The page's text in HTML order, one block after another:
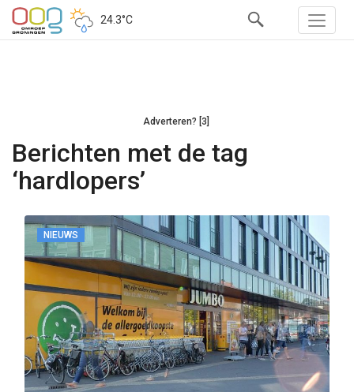
24.3°C
Adverteren? [3]
Berichten met de tag
‘hardlopers’
NIEUWS